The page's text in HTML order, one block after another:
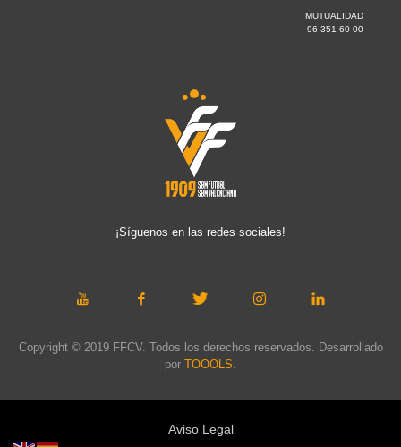
MUTUALIDAD
96 351 60 00
¡Síguenos en las redes sociales!
Copyright © 2019 FFCV. Todos los derechos reservados. Desarrollado
por TOOOLS.
Aviso Legal